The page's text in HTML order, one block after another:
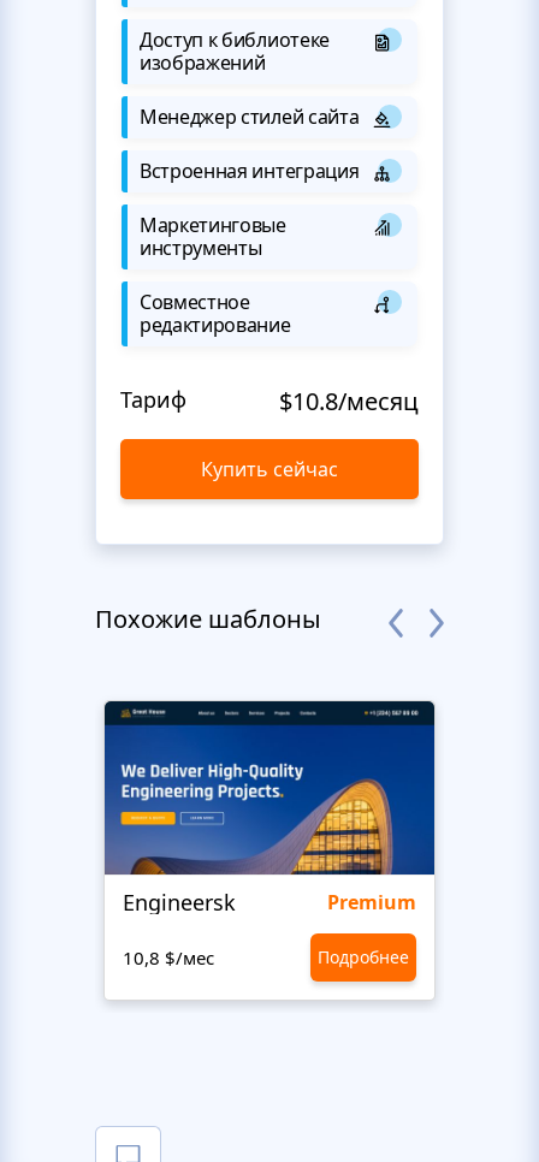
Доступ к библиотеке
изображений
Менеджер стилей сайта
Встроенная интеграция
Маркетинговые
инструменты
Совместное
редактирование
Тариф $10.8/месяц
Купить сейчас
Похожие шаблоны
Engineersk Premium
10,8 $/мес Подробнее